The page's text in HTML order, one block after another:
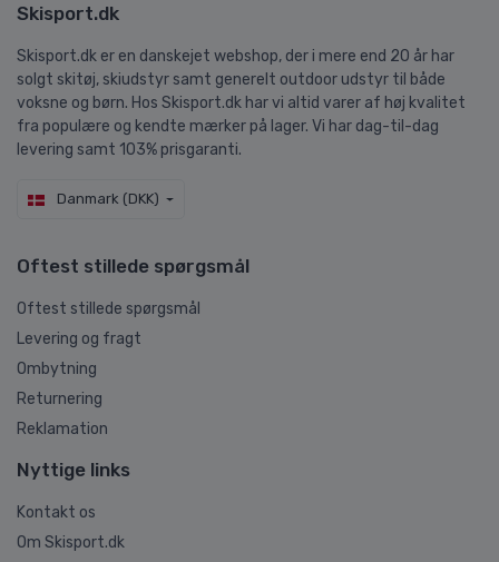
Skisport.dk
Skisport.dk er en danskejet webshop, der i mere end 20 år har
solgt skitøj, skiudstyr samt generelt outdoor udstyr til både
voksne og børn. Hos Skisport.dk har vi altid varer af høj kvalitet
fra populære og kendte mærker på lager. Vi har dag-til-dag
levering samt 103% prisgaranti.
Danmark (DKK)
Oftest stillede spørgsmål
Oftest stillede spørgsmål
Levering og fragt
Ombytning
Returnering
Reklamation
Nyttige links
Kontakt os
Om Skisport.dk